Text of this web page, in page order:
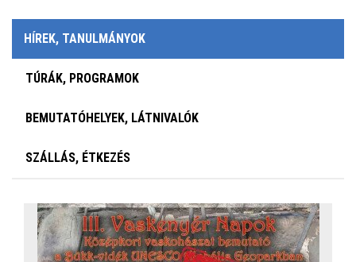
HÍREK, TANULMÁNYOK
TÚRÁK, PROGRAMOK
BEMUTATÓHELYEK, LÁTNIVALÓK
SZÁLLÁS, ÉTKEZÉS